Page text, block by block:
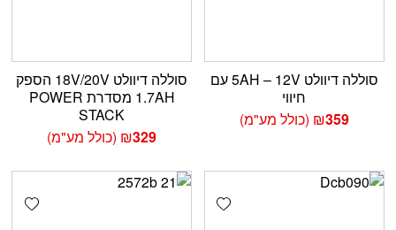
סוללה דיוולט 5AH – 12V עם
חיווי
₪359 (כולל מע"מ)
סוללה דיוולט 18V/20V הספק
1.7AH מסדרת POWER
STACK
₪329 (כולל מע"מ)
Add wishlist